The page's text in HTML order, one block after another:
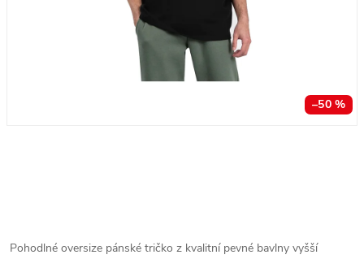
–50 %
Pohodlné oversize pánské tričko z kvalitní pevné bavlny vyšší